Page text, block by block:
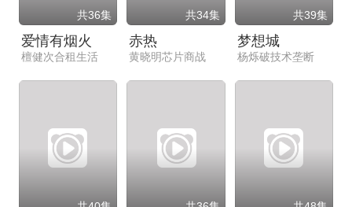
共36集
爱情有烟火
檀健次合租生活
共34集
赤热
黄晓明芯片商战
共39集
梦想城
杨烁破技术垄断